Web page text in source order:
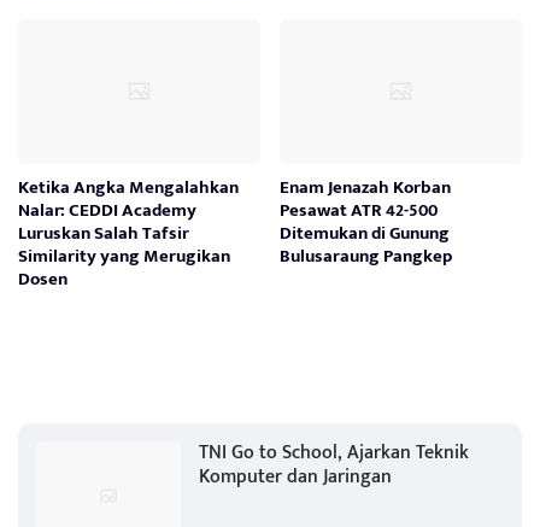
Ketika Angka Mengalahkan
Nalar: CEDDI Academy
Luruskan Salah Tafsir
Similarity yang Merugikan
Dosen
Enam Jenazah Korban
Pesawat ATR 42-500
Ditemukan di Gunung
Bulusaraung Pangkep
TNI Go to School, Ajarkan Teknik
Komputer dan Jaringan